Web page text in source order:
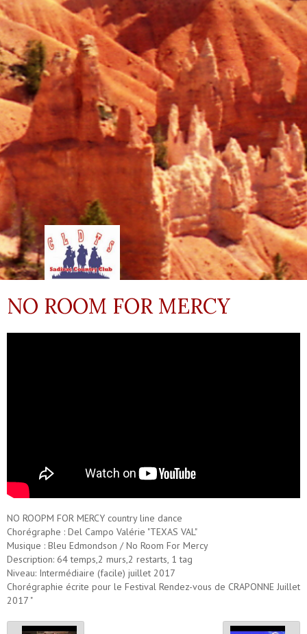
NO ROOM FOR MERCY
NO ROOPM FOR MERCY country line dance
Chorégraphe : Del Campo Valérie "TEXAS VAL"
Musique : Bleu Edmondson / No Room For Mercy
Description: 64 temps,2 murs,2 restarts, 1 tag
Niveau: Intermédiaire (facile) juillet 2017
Chorégraphie écrite pour le Festival Rendez-vous de CRAPONNE Juillet
2017 "